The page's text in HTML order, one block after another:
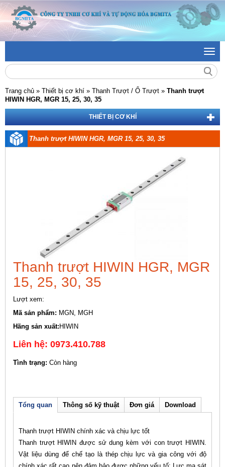
Trang chủ » Thiết bị cơ khí » Thanh Trượt / Ổ Trượt » Thanh trượt
HIWIN HGR, MGR 15, 25, 30, 35
THIẾT BỊ CƠ KHÍ
Thanh trượt HIWIN HGR, MGR 15, 25, 30, 35
Thanh trượt HIWIN HGR, MGR
15, 25, 30, 35
Lượt xem:
Mã sản phẩm: MGN, MGH
Hãng sản xuất: HIWIN
Liên hệ: 0973.410.788
Tình trạng: Còn hàng
Tổng quan Thông số kỹ thuật Đơn giá Download
Thanh trượt HIWIN chính xác và chịu lực tốt
Thanh trượt HIWIN được sử dung kèm với con trượt HIWIN.
Vật liệu dùng để chế tạo là thép chịu lực và gia công với độ